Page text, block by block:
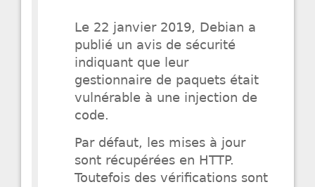
Le 22 janvier 2019, Debian a
publié un avis de sécurité
indiquant que leur
gestionnaire de paquets était
vulnérable à une injection de
code.
Par défaut, les mises à jour
sont récupérées en HTTP.
Toutefois des vérifications sont